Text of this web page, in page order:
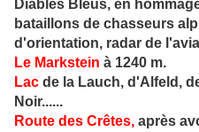
Diables Bleus, en
bataillons de chasseurs
d'orientation, radar de
Le Markstein à 1240 m.
Lac de la Lauch, d'Alfeld,
Noir......
Route des Crêtes, après